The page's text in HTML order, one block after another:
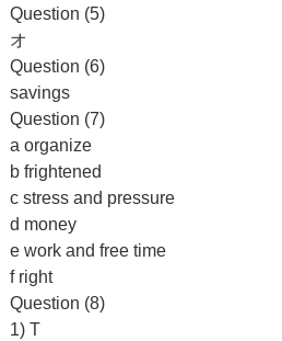
Question (5)
オ
Question (6)
savings
Question (7)
a organize
b frightened
c stress and pressure
d money
e work and free time
f right
Question (8)
1) T